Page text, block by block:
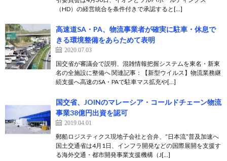
（HD）の経営統合を条件付きで承認すると[…]
高速道SA・PA、物流事業者が確実に駐車・休息で
きる環境整備をあらためて表明
2020.07.03
国交省が審議会で説明、混雑情報把握システムを東名・新東
名の全施設に整備へ 関連記事：【新型ウイルス】物流業務継
続支援へ高速のSA・PAで駐車マス拡充や[…]
国交省、JOINのマレーシア・コールドチェーン物流
事業38億円出資を認可
2019.04.01
郵船ロジスティクス現地子会社と合弁、“日本流”普及加速へ
国土交通省は4月1日、インフラ開発などの国際展開を支援す
る海外交通・都市開発事業支援機構（J[…]